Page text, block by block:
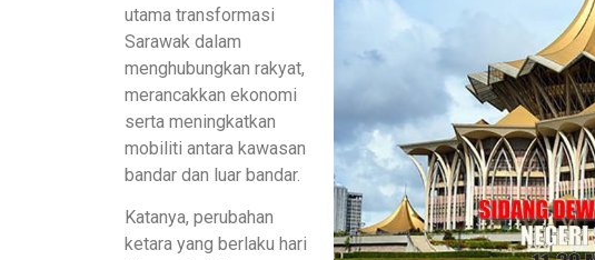
utama transformasi
Sarawak dalam
menghubungkan rakyat,
merancakkan ekonomi
serta meningkatkan
mobiliti antara kawasan
bandar dan luar bandar.
Katanya, perubahan
ketara yang berlaku hari